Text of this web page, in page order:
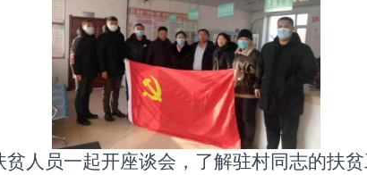
人员一起开座谈会，了解驻村同志的扶